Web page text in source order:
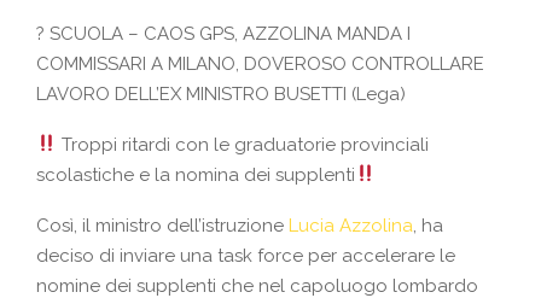
? SCUOLA – CAOS GPS, AZZOLINA MANDA I
COMMISSARI A MILANO, DOVEROSO CONTROLLARE
LAVORO DELL’EX MINISTRO BUSETTI (Lega)
Troppi ritardi con le graduatorie provinciali
scolastiche e la nomina dei supplenti
Così, il ministro dell’istruzione Lucia Azzolina , ha
deciso di inviare una task force per accelerare le
nomine dei supplenti che nel capoluogo lombardo